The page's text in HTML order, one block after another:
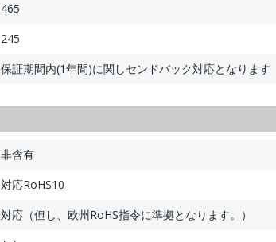
465
245
保証期間内(1年間)に関しセンドバック対応となります
非含有
対応RoHS10
対応（但し、欧州RoHS指令に準拠となります。）